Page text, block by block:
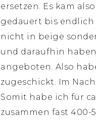
ersetzen. Es kam
gedauert bis endlich
nicht in beige
und daraufhin
angeboten. Also
zugeschickt. Im
Somit habe ich für
zusammen fast 400-